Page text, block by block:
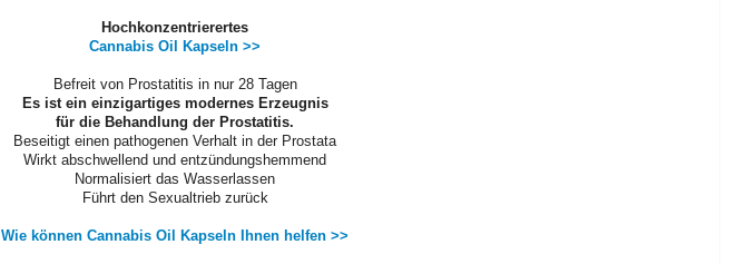
Hochkonzentrierertes
Cannabis Oil Kapseln >>
Befreit von Prostatitis in nur 28 Tagen
Es ist ein einzigartiges modernes Erzeugnis
für die Behandlung der Prostatitis.
Beseitigt einen pathogenen Verhalt in der Prostata
Wirkt abschwellend und entzündungshemmend
Normalisiert das Wasserlassen
Führt den Sexualtrieb zurück
Wie können Cannabis Oil Kapseln Ihnen helfen >>